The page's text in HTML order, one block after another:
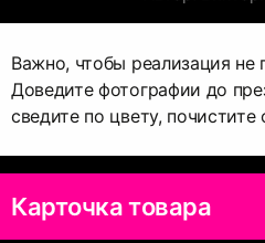
Важно, чтобы реализация не
Доведите фотографии до
сведите по цвету, почистите
Карточка товара